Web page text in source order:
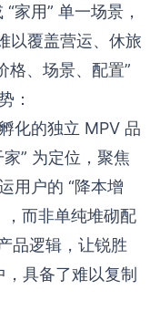
家用” 单一场景，
以覆盖营运、休旅
格、场景、配置”
：
的独立 MPV 品
” 为定位，聚焦
用户的 “降本增
，而非单纯堆砌配
品逻辑，让锐胜
具备了难以复制